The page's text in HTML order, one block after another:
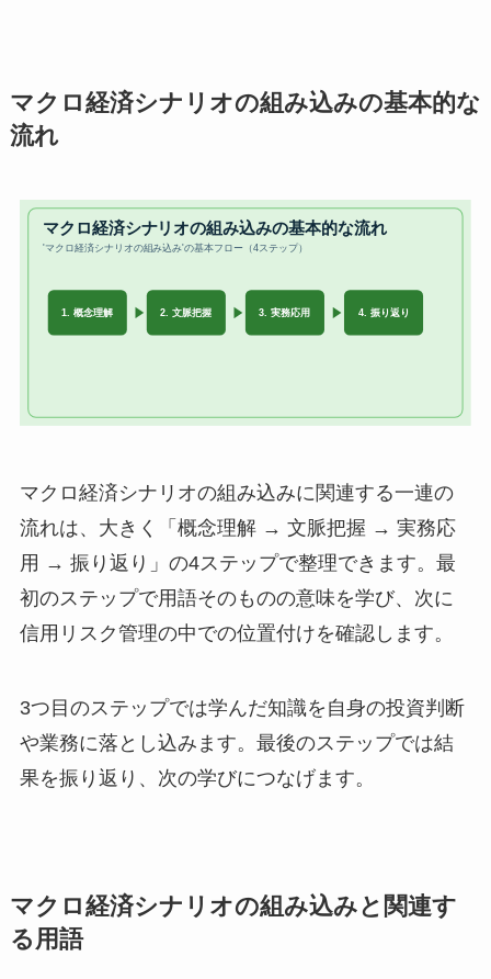
マクロ経済シナリオの組み込みの基本的な
流れ
マクロ経済シナリオの組み込みに関連する一連の
流れは、大きく「概念理解 → 文脈把握 → 実務応
用 → 振り返り」の4ステップで整理できます。最
初のステップで用語そのものの意味を学び、次に
信用リスク管理の中での位置付けを確認します。
3つ目のステップでは学んだ知識を自身の投資判断
や業務に落とし込みます。最後のステップでは結
果を振り返り、次の学びにつなげます。
マクロ経済シナリオの組み込みと関連す
る用語